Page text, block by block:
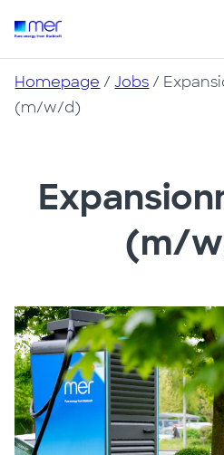
Homepage / Jobs /
(m/w/d)
(m/